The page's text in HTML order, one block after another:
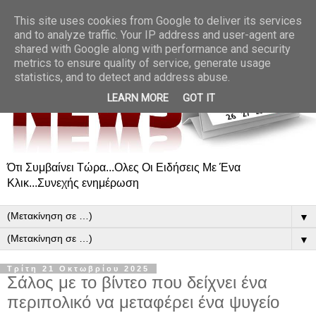
Ότι Συμβαίνει Τώρα...Ολες Οι Ειδήσεις Με Ένα
Κλικ...Συνεχής ενημέρωση
▼
▼
Τρίτη 21 Οκτωβρίου 2025
Σάλος με το βίντεο που δείχνει ένα
περιπολικό να μεταφέρει ένα ψυγείο
This site uses cookies from Google to deliver its services
and to analyze traffic. Your IP address and user-agent are
shared with Google along with performance and security
metrics to ensure quality of service, generate usage
statistics, and to detect and address abuse.
LEARN MORE GOT IT